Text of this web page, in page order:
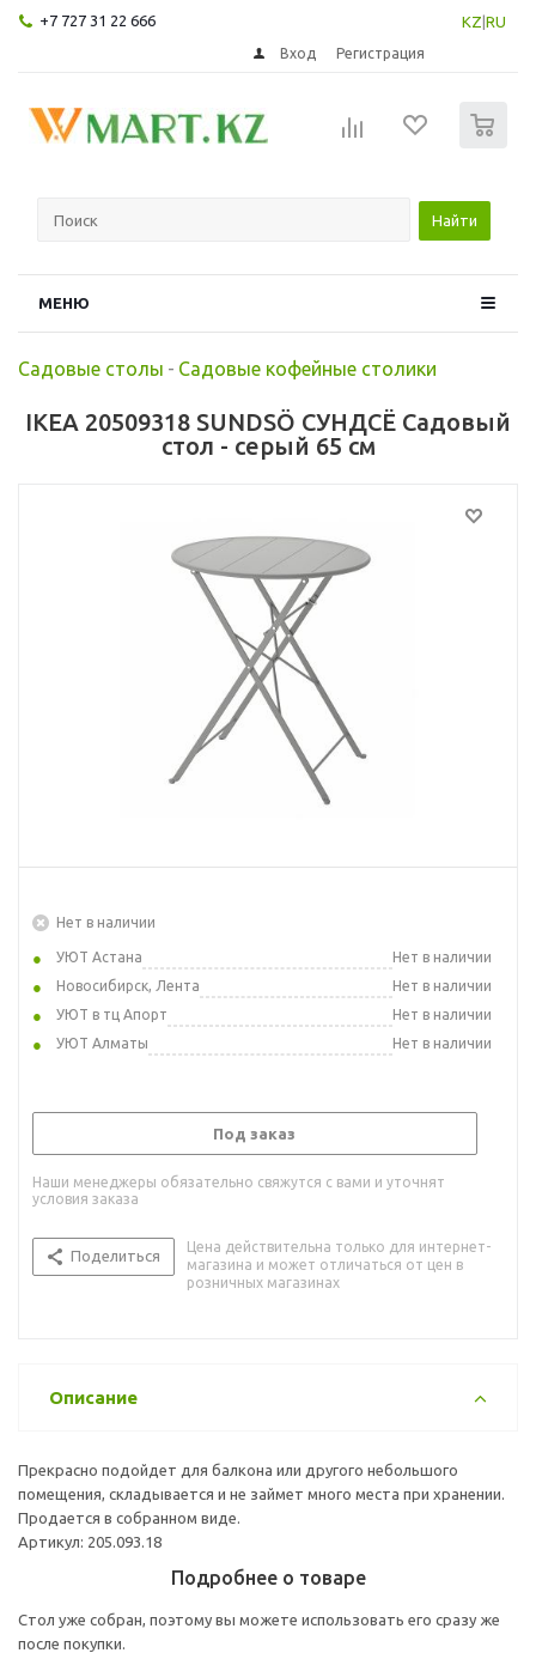
+7 727 31 22 666 KZ RU
Вход Регистрация
Найти
МЕНЮ
Садовые столы - Садовые кофейные столики
IKEA 20509318 SUNDSÖ СУНДСЁ Садовый
стол - серый 65 см
Нет в наличии
УЮТ Астана
Нет в наличии
Новосибирск, Лента
Нет в наличии
УЮТ в тц Апорт
Нет в наличии
УЮТ Алматы
Нет в наличии
Под заказ
Наши менеджеры обязательно свяжутся с вами и уточнят
условия заказа
Поделиться
Цена действительна только для интернет-
магазина и может отличаться от цен в
розничных магазинах
Описание
Прекрасно подойдет для балкона или другого небольшого
помещения, складывается и не займет много места при хранении.
Продается в собранном виде.
Артикул: 205.093.18
Подробнее о товаре
Стол уже собран, поэтому вы можете использовать его сразу же
после покупки.